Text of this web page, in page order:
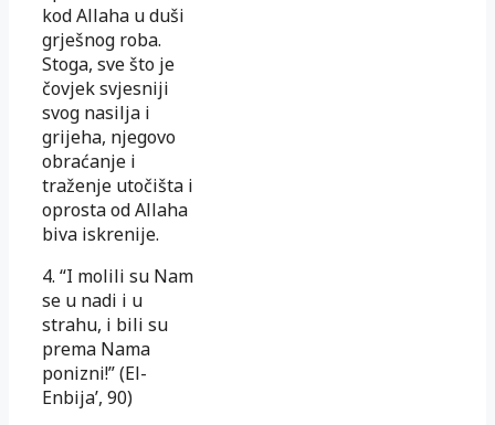
kod Allaha u duši
grješnog roba.
Stoga, sve što je
čovjek svjesniji
svog nasilja i
grijeha, njegovo
obraćanje i
traženje utočišta i
oprosta od Allaha
biva iskrenije.
4. “I molili su Nam
se u nadi i u
strahu, i bili su
prema Nama
ponizni!” (El-
Enbija’, 90)